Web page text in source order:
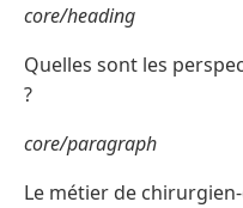
core/heading
Quelles sont les
?
core/paragraph
Le métier de